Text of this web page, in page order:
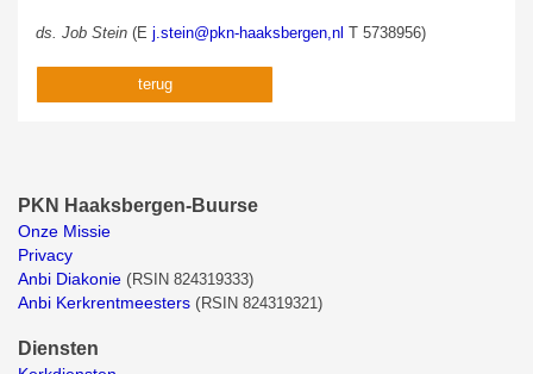
ds. Job Stein (E j.stein@pkn-haaksbergen,nl T 5738956)
terug
PKN Haaksbergen-Buurse
Onze Missie
Privacy
Anbi Diakonie (RSIN 824319333)
Anbi Kerkrentmeesters (RSIN 824319321)
Diensten